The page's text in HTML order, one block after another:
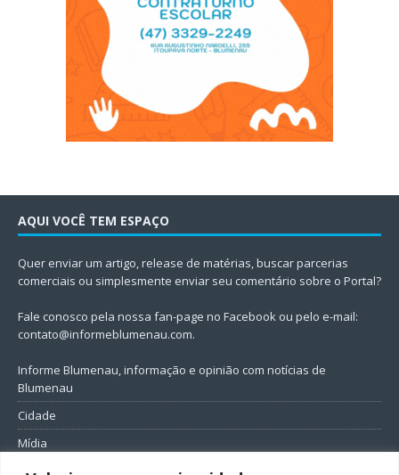
AQUI VOCÊ TEM ESPAÇO
Quer enviar um artigo, release de matérias, buscar parcerias
comerciais ou simplesmente enviar seu comentário sobre o Portal?
Fale conosco pela nossa fan-page no Facebook ou pelo e-mail:
contato@informeblumenau.com.
Informe Blumenau, informação e opinião com notícias de
Blumenau
Cidade
Mídia
Entretenimento